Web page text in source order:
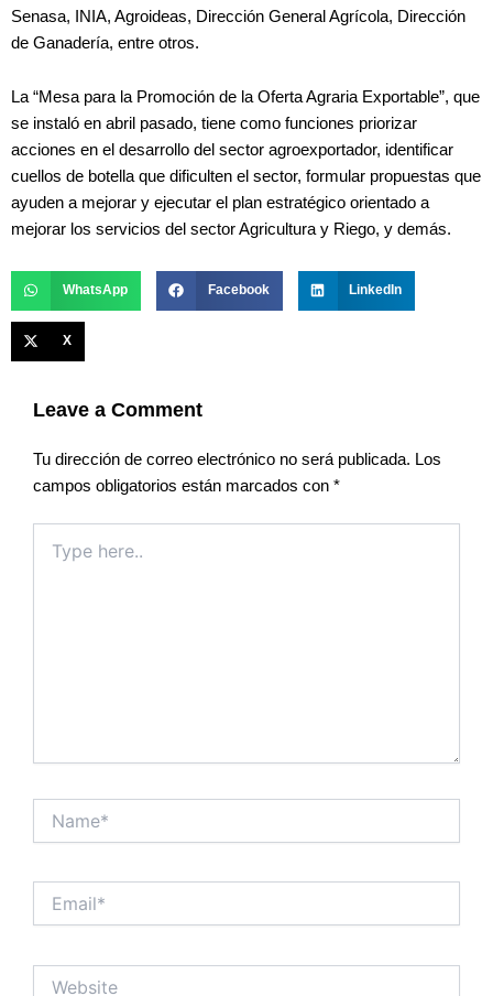
Senasa, INIA, Agroideas, Dirección General Agrícola, Dirección
de Ganadería, entre otros.
La “Mesa para la Promoción de la Oferta Agraria Exportable”, que
se instaló en abril pasado, tiene como funciones priorizar
acciones en el desarrollo del sector agroexportador, identificar
cuellos de botella que dificulten el sector, formular propuestas que
ayuden a mejorar y ejecutar el plan estratégico orientado a
mejorar los servicios del sector Agricultura y Riego, y demás.
WhatsApp Facebook LinkedIn
X
Leave a Comment
Tu dirección de correo electrónico no será publicada. Los
campos obligatorios están marcados con *
here..